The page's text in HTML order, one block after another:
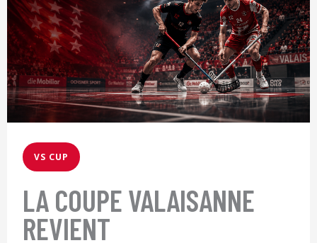
VS CUP
LA COUPE VALAISANNE
REVIENT